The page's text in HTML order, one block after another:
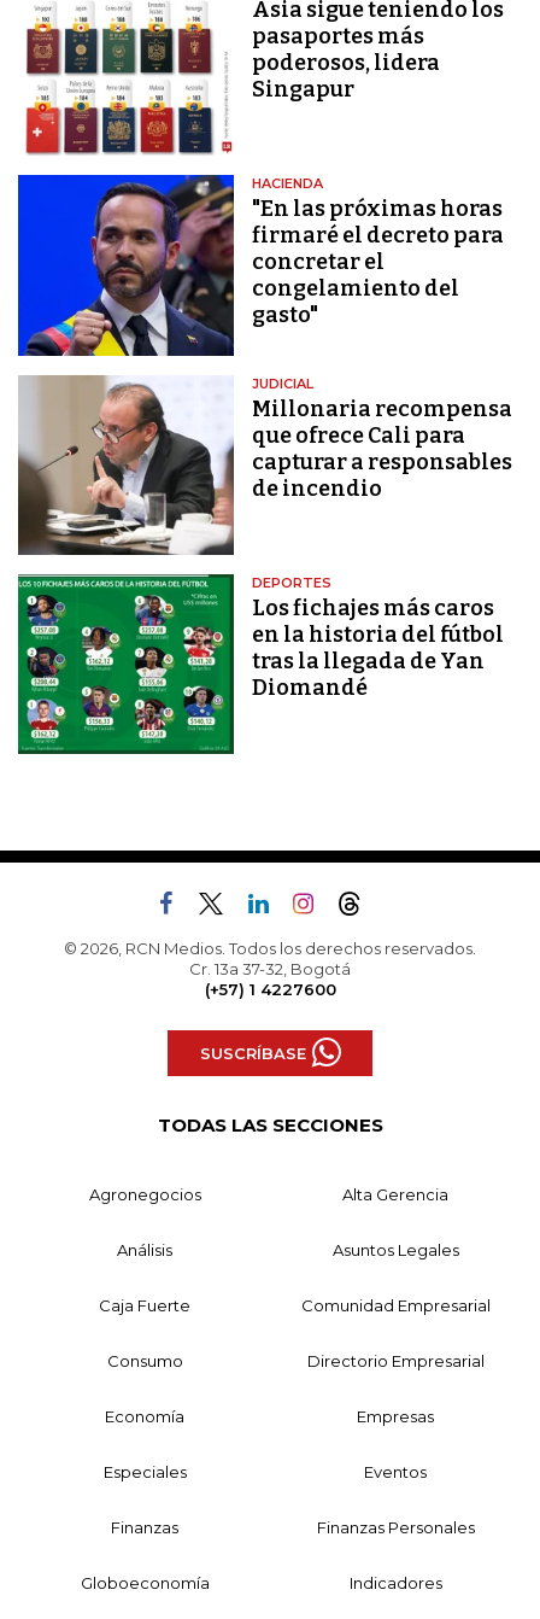
Asia sigue teniendo los
pasaportes más
poderosos, lidera
Singapur
HACIENDA
"En las próximas horas
firmaré el decreto para
concretar el
congelamiento del
gasto"
JUDICIAL
Millonaria recompensa
que ofrece Cali para
capturar a responsables
de incendio
DEPORTES
Los fichajes más caros
en la historia del fútbol
tras la llegada de Yan
Diomandé
© 2026, RCN Medios. Todos los derechos reservados.
Cr. 13a 37-32, Bogotá
(+57) 1 4227600
SUSCRÍBASE
TODAS LAS SECCIONES
Agronegocios Alta Gerencia
Análisis Asuntos Legales
Caja Fuerte Comunidad Empresarial
Consumo Directorio Empresarial
Economía Empresas
Especiales Eventos
Finanzas Finanzas Personales
Globoeconomía Indicadores